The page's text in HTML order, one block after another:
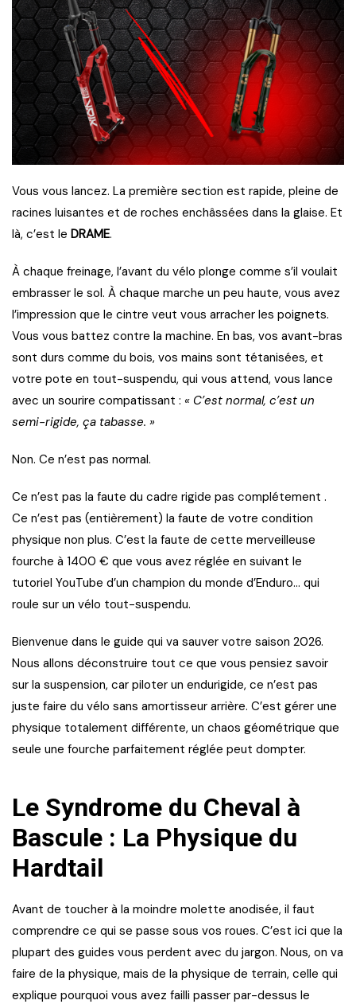
Vous vous lancez. La première section est rapide, pleine de
racines luisantes et de roches enchâssées dans la glaise. Et
là, c’est le DRAME.
À chaque freinage, l’avant du vélo plonge comme s’il voulait
embrasser le sol. À chaque marche un peu haute, vous avez
l’impression que le cintre veut vous arracher les poignets.
Vous vous battez contre la machine. En bas, vos avant-bras
sont durs comme du bois, vos mains sont tétanisées, et
votre pote en tout-suspendu, qui vous attend, vous lance
avec un sourire compatissant : « C’est normal, c’est un
semi-rigide, ça tabasse. »
Non. Ce n’est pas normal.
Ce n’est pas la faute du cadre rigide pas complétement .
Ce n’est pas (entièrement) la faute de votre condition
physique non plus. C’est la faute de cette merveilleuse
fourche à 1400 € que vous avez réglée en suivant le
tutoriel YouTube d’un champion du monde d’Enduro… qui
roule sur un vélo tout-suspendu.
Bienvenue dans le guide qui va sauver votre saison 2026.
Nous allons déconstruire tout ce que vous pensiez savoir
sur la suspension, car piloter un endurigide, ce n’est pas
juste faire du vélo sans amortisseur arrière. C’est gérer une
physique totalement différente, un chaos géométrique que
seule une fourche parfaitement réglée peut dompter.
Le Syndrome du Cheval à
Bascule : La Physique du
Hardtail
Avant de toucher à la moindre molette anodisée, il faut
comprendre ce qui se passe sous vos roues. C’est ici que la
plupart des guides vous perdent avec du jargon. Nous, on va
faire de la physique, mais de la physique de terrain, celle qui
explique pourquoi vous avez failli passer par-dessus le